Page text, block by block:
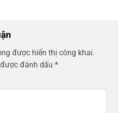
được hiển thị công khai.
đánh dấu *